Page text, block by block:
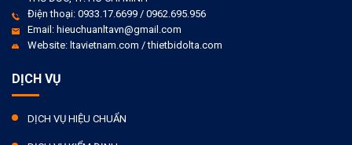
Điện thoại: 0933.17.6699 / 0962.695.956
Email: hieuchuanltavn@gmail.com
Website: ltavietnam.com / thietbidolta.com
DỊCH VỤ
DỊCH VỤ HIỆU CHUẨN